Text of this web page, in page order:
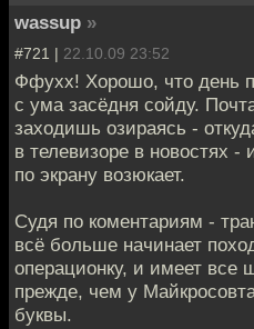
wassup »
#721 | 22.10.09 23:52
Ффухх! Хорошо, что день
с ума засёдня сойду.
заходишь озираясь -
в телевизоре в новостях
по экрану возюкает.
Судя по коментариям -
всё больше начинает
операционку, и имеет все
прежде, чем у
буквы.